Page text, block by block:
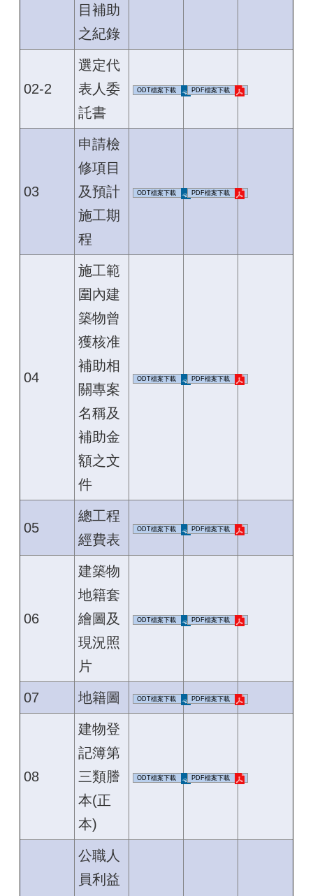
目補助
之紀錄
02-2
選定代
表人委
託書
ODT檔案下載 PDF檔案下載
03
申請檢
修項目
及預計
施工期
程
ODT檔案下載 PDF檔案下載
04
施工範
圍內建
築物曾
獲核准
補助相
關專案
名稱及
補助金
額之文
件
ODT檔案下載 PDF檔案下載
05
總工程
經費表
ODT檔案下載 PDF檔案下載
06
建築物
地籍套
繪圖及
現況照
片
ODT檔案下載 PDF檔案下載
07 地籍圖 ODT檔案下載 PDF檔案下載
08
建物登
記簿第
三類謄
本(正
本)
ODT檔案下載 PDF檔案下載
公職人
員利益